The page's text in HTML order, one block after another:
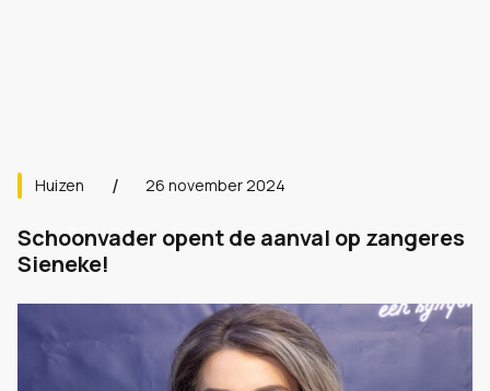
Huizen 26 november 2024
Schoonvader opent de aanval op zangeres
Sieneke!